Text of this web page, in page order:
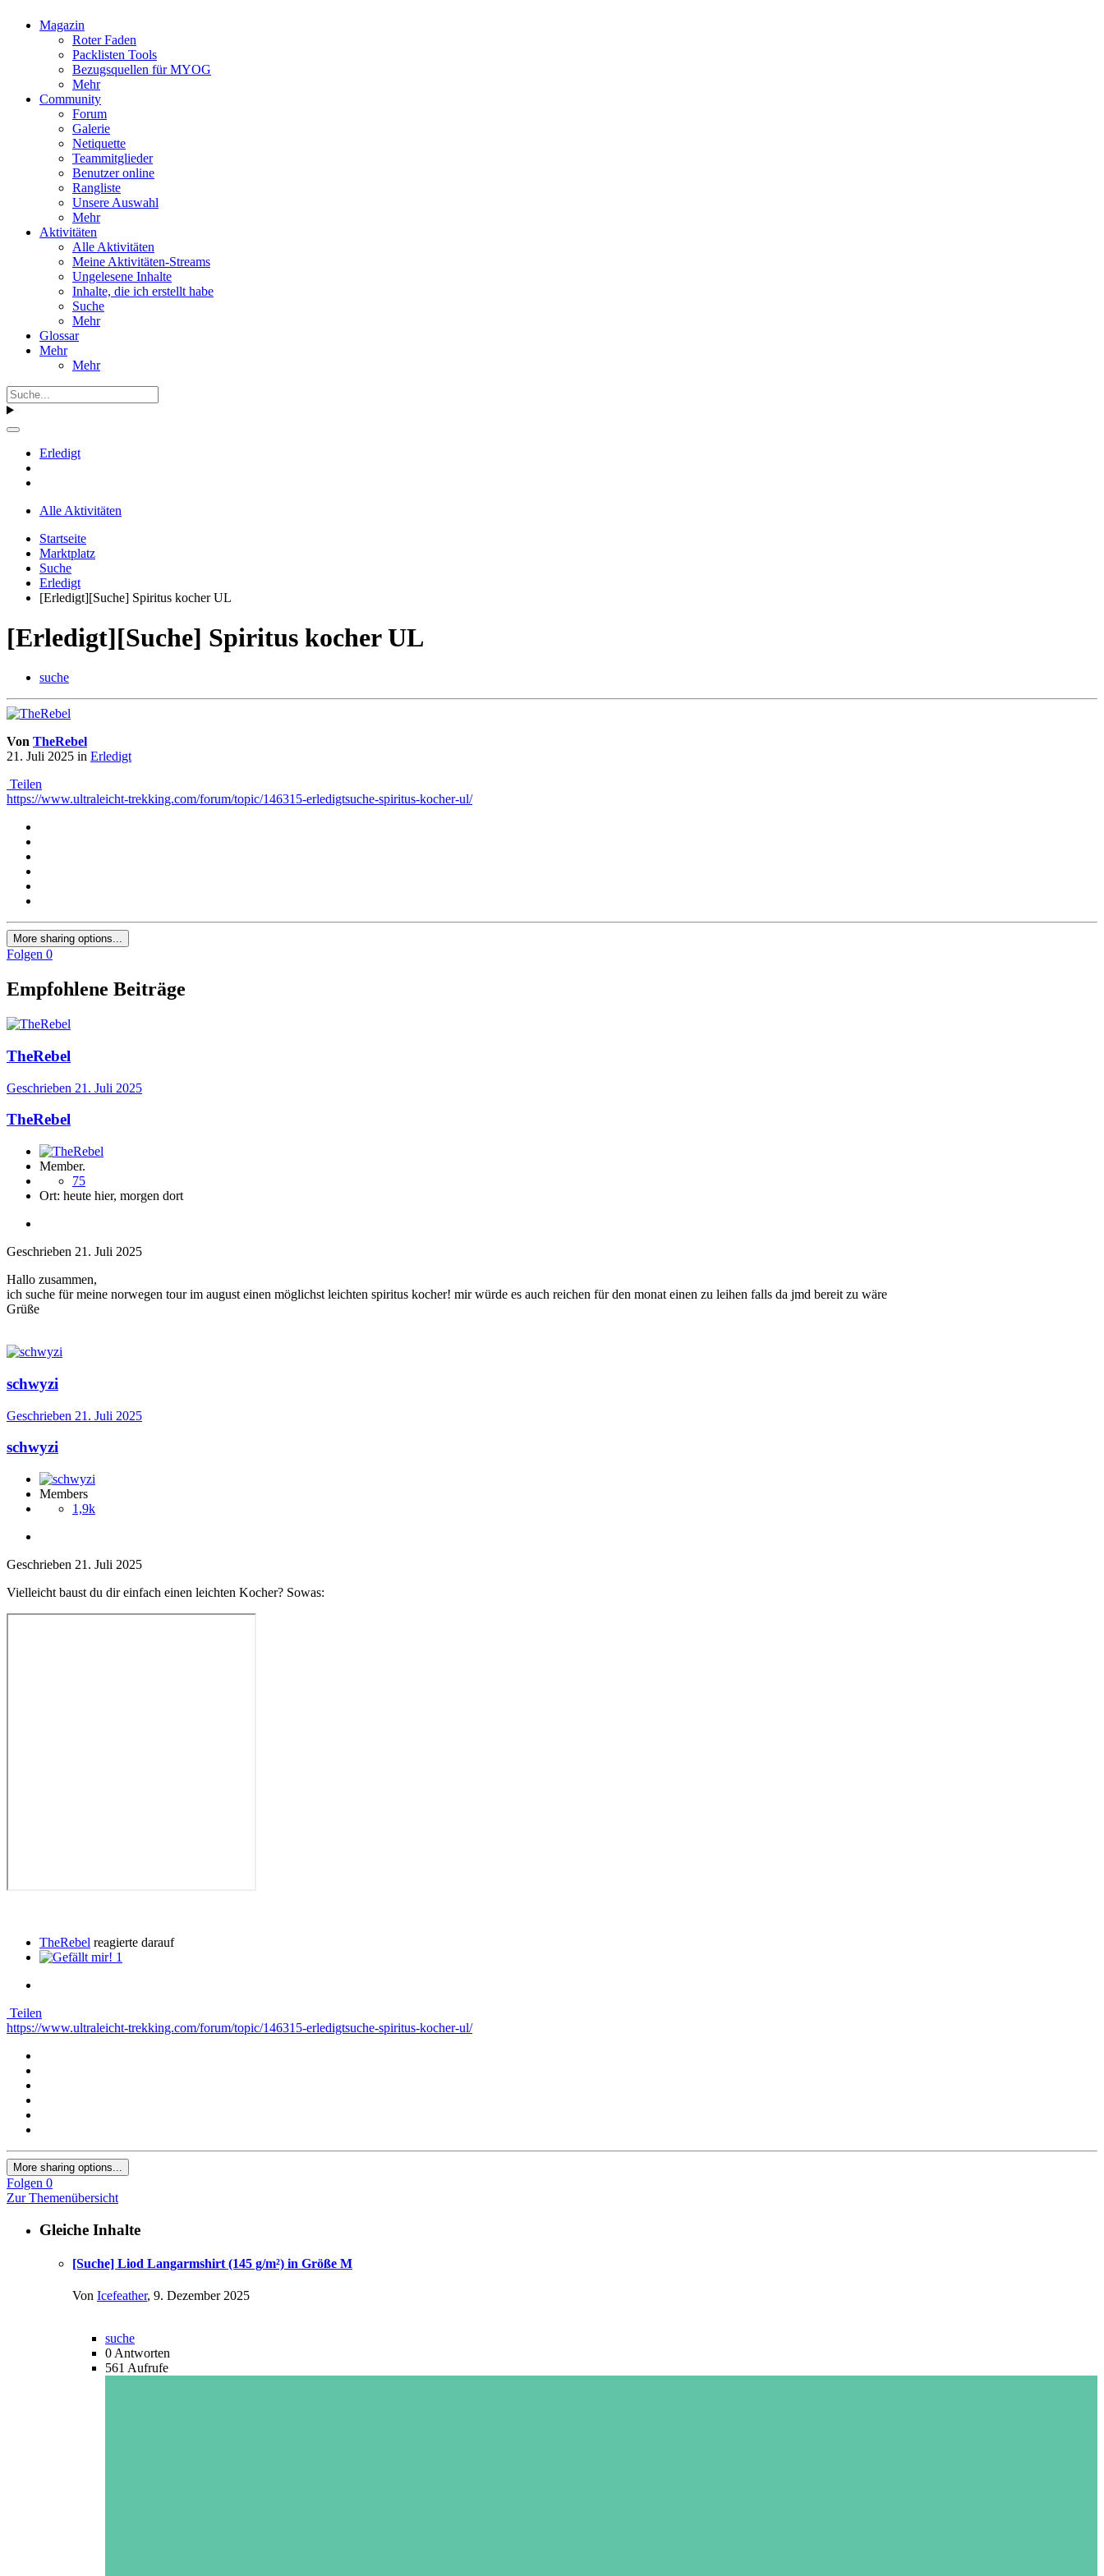
Magazin
Roter Faden
Packlisten Tools
Bezugsquellen für MYOG
Mehr
Community
Forum
Galerie
Netiquette
Teammitglieder
Benutzer online
Rangliste
Unsere Auswahl
Mehr
Aktivitäten
Alle Aktivitäten
Meine Aktivitäten-Streams
Ungelesene Inhalte
Inhalte, die ich erstellt habe
Suche
Mehr
Glossar
Mehr
Mehr
Erledigt
Alle Aktivitäten
Startseite
Marktplatz
Suche
Erledigt
[Erledigt][Suche] Spiritus kocher UL
[Erledigt][Suche] Spiritus kocher UL
suche
Von TheRebel
21. Juli 2025 in Erledigt
Teilen
https://www.ultraleicht-trekking.com/forum/topic/146315-erledigtsuche-spiritus-kocher-ul/
More sharing options...
Folgen 0
Empfohlene Beiträge
TheRebel
Geschrieben 21. Juli 2025
TheRebel
Member.
75
Ort: heute hier, morgen dort
Geschrieben 21. Juli 2025
Hallo zusammen,
ich suche für meine norwegen tour im august einen möglichst leichten spiritus kocher! mir würde es auch reichen für den monat einen zu leihen falls da jmd bereit zu wäre
Grüße
schwyzi
Geschrieben 21. Juli 2025
schwyzi
Members
1,9k
Geschrieben 21. Juli 2025
Vielleicht baust du dir einfach einen leichten Kocher? Sowas:
TheRebel reagierte darauf
1
Teilen
https://www.ultraleicht-trekking.com/forum/topic/146315-erledigtsuche-spiritus-kocher-ul/
More sharing options...
Folgen 0
Zur Themenübersicht
Gleiche Inhalte
[Suche] Liod Langarmshirt (145 g/m²) in Größe M
Von Icefeather, 9. Dezember 2025
suche
0 Antworten
561 Aufrufe